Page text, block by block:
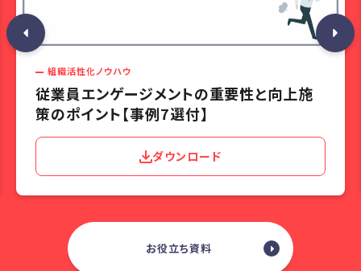
組織活性化ノウハウ
従業員エンゲージメントの重要性と向上施
策のポイント【事例7選付】
ダウンロード
お役立ち資料